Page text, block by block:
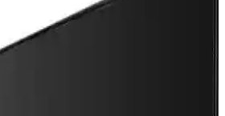
Gigahertz
2000 Yılı Teknoloji Dönüm
1 GHz hızını aşarak Intel'e karşı
Overclocking ve teknolojik gelişmelerle
çağ başladı.